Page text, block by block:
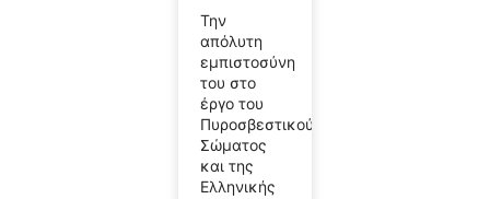
Την
απόλυτη
εμπιστοσύνη
του στο
έργο του
Πυροσβεστικού
Σώματος
και της
Ελληνικής